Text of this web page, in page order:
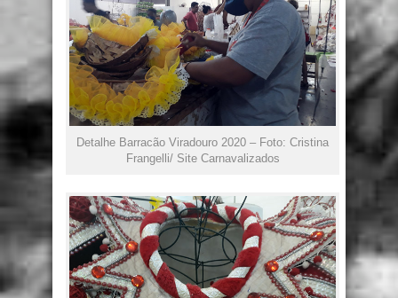
Detalhe Barracão Viradouro 2020 – Foto: Cristina
Frangelli/ Site Carnavalizados